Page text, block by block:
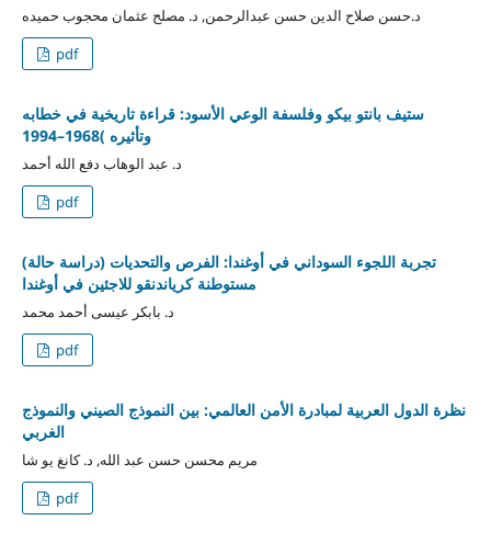
د.حسن صلاح الدين حسن عبدالرحمن, د. مصلح عثمان محجوب حميده
pdf
ستيف بانتو بيكو وفلسفة الوعي الأسود: قراءة تاريخية في خطابه
وتأثيره )1968–1994
د. عبد الوهاب دفع الله أحمد
pdf
(تجربة اللجوء السوداني في أوغندا: الفرص والتحديات (دراسة حالة
مستوطنة كرياندنقو للاجئين في أوغندا
د. بابكر عيسى أحمد محمد
pdf
نظرة الدول العربية لمبادرة الأمن العالمي: بين النموذج الصيني والنموذج
الغربي
مريم محسن حسن عبد الله, د. كانغ يو شا
pdf